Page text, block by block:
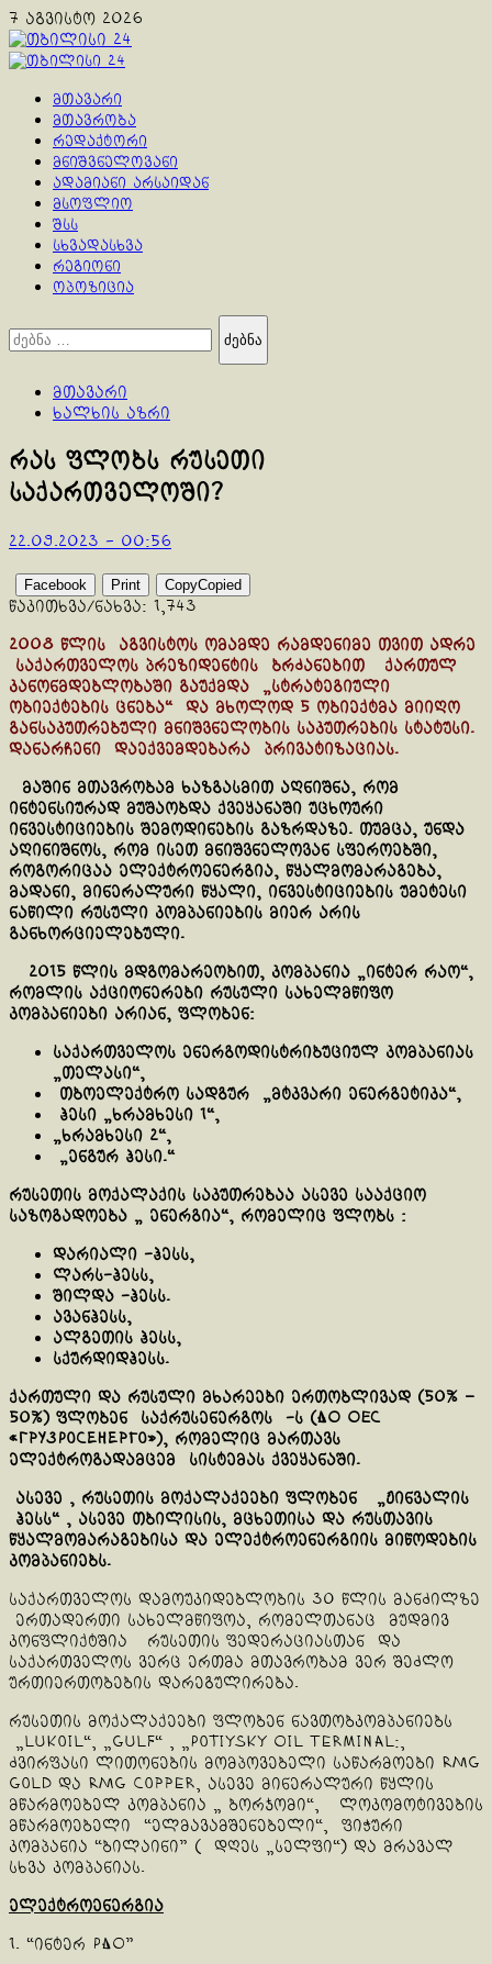
Skip
to
content
7 აგვისტო 2026
Primary
მთავარი
მთავრობა
რედაქტორი
მნიშვნელოვანი
ადამიანი არსაიდან
მსოფლიო
შსს
სხვადასხვა
რეგიონი
ოპოზიცია
ძებნა:
მთავარი
ხალხის აზრი
რას ფლობს რუსეთი
საქართველოში?
22.09.2023 - 00:56
Facebook Print CopyCopied
წაკითხვა/ნახვა: 1,743
2008 წლის აგვისტოს ომამდე რამდენიმე თვით ადრე
საქართველოს პრეზიდენტის ბრძანებით ქართულ
კანონმდებლობაში გაუქმდა „სტრატეგიული
ობიექტების ცნება“ და მხოლოდ 5 ობიექტმა მიიღო
განსაკუთრებული მნიშვნელობის საკუთრების სტატუსი.
დანარჩენი დაექვემდებარა პრივატიზაციას.
მაშინ მთავრობამ ხაზგასმით აღნიშნა, რომ
ინტენსიურად მუშაობდა ქვეყანაში უცხოური
ინვესტიციების შემოდინების გაზრდაზე. თუმცა, უნდა
აღინიშნოს, რომ ისეთ მნიშვნელოვან სფეროებში,
როგორიცაა ელექტროენერგია, წყალმომარაგება,
მადანი, მინერალური წყალი, ინვესტიციების უმეტესი
ნაწილი რუსული კომპანიების მიერ არის
განხორციელებული.
2015 წლის მდგომარეობით, კომპანია „ინტერ რაო“,
რომლის აქციონერები რუსული სახელმწიფო
კომპანიები არიან, ფლობენ:
საქართველოს ენერგოდისტრიბუციულ კომპანიას
„თელასი“,
თბოელექტრო სადგურ „მტკვარი ენერგეტიკა“,
ჰესი „ხრამხესი 1“,
„ხრამხესი 2“,
„ენგურ ჰესი.“
რუსეთის მოქალაქის საკუთრებაა ასევე სააქციო
საზოგადოება „ ენერგია“, რომელიც ფლობს :
დარიალი -ჰესს,
ლარს-ჰესს,
შილდა -ჰესს.
ავანჰესს,
ალგეთის ჰესს,
სქურდიდჰესს.
ქართული და რუსული მხარეები ერთობლივად (50% –
50%) ფლობენ
საქრუსენერგოს -ს (АО ОЕС
«ГрузРосенерго»), რომელიც მართავს
ელექტროგადამცემ
სისტემას ქვეყანაში.
ასევე , რუსეთის მოქალაქეები ფლობენ„ჟინვალის
ჰესს“, ასევე თბილისის, მცხეთისა და რუსთავის
წყალმომარაგებისა და ელექტროენერგიის მიწოდების
კომპანიებს.
საქართველოს დამოუკიდებლობის 30 წლის მანძილზე
ერთადერთი სახელმწიფოა, რომელთანაც მუდმივ
კონფლიქტშია რუსეთის ფედერაციასთან და
საქართველოს ვერც ერთმა მთავრობამ ვერ შეძლო
ურთიერთობების დარეგულირება.
რუსეთის მოქალაქეები ფლობენ ნავთობკომპანიებს
„Lukoil“, „Gulf“ , „Potiysky Oil Terminal:,
ძვირფასი ლითონების მომპოვებელი საწარმოები RMG
Gold და RMG Copper, ასევე მინერალური წყლის
მწარმოებელ კომპანია „ ბორჯომი“, ლოკომოტივების
მწარმოებელი “ელმავამშენებელი“, ფიჭური
კომპანია “ბილაინი” ( დღეს „სელფი“) და მრავალ
სხვა კომპანიას.
ელექტროენერგია
1. “ინტერ РАО”